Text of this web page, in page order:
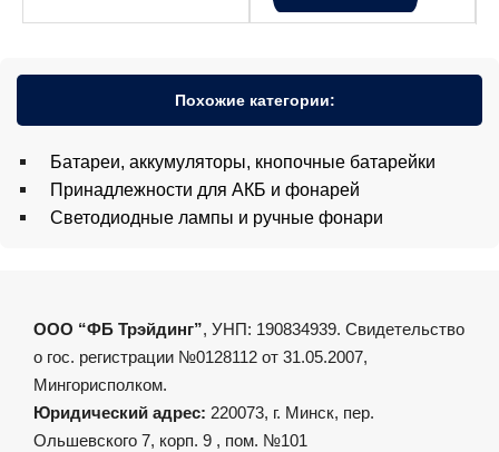
Похожие категории:
Батареи, аккумуляторы, кнопочные батарейки
Принадлежности для АКБ и фонарей
Светодиодные лампы и ручные фонари
ООО “ФБ Трэйдинг”, УНП: 190834939. Свидетельство
о гос. регистрации №0128112 от 31.05.2007,
Мингорисполком.
Юридический адрес: 220073, г. Минск, пер.
Ольшевского 7, корп. 9 , пом. №101